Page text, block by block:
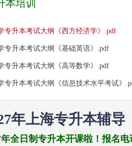
专升本考试大纲《西方经济学》.pdf
专升本考试大纲《基础英语》.pdf
专升本考试大纲《高等数学》.pdf
专升本考试大纲《信息技术水平考试》
年上海专升本辅导
年全日制专升本开课啦！报名电